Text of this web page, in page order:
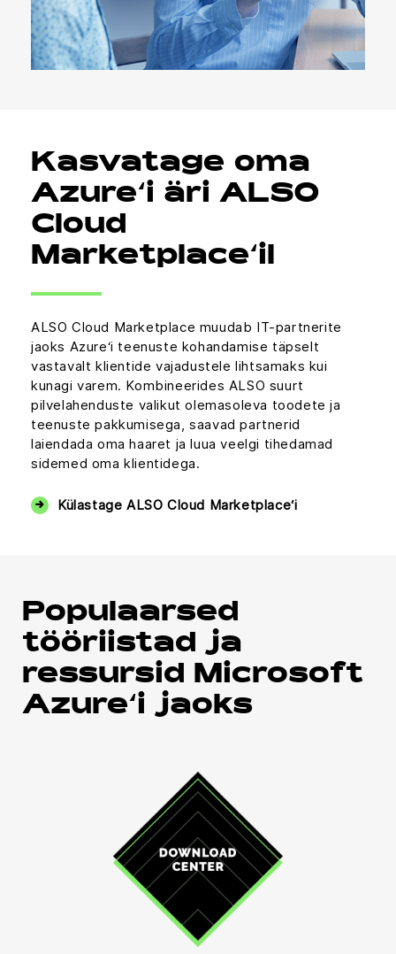
Kasvatage oma
Azure‘i äri ALSO
Cloud
Marketplace‘il
ALSO Cloud Marketplace muudab IT-partnerite
jaoks Azure‘i teenuste kohandamise täpselt
vastavalt klientide vajadustele lihtsamaks kui
kunagi varem. Kombineerides ALSO suurt
pilvelahenduste valikut olemasoleva toodete ja
teenuste pakkumisega, saavad partnerid
laiendada oma haaret ja luua veelgi tihedamad
sidemed oma klientidega.
Külastage ALSO Cloud Marketplace‘i
Populaarsed
tööriistad ja
ressursid Microsoft
Azure‘i jaoks